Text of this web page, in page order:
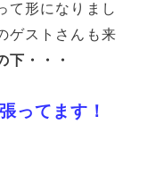
て形になりまし
ゲストさんも来
下・・・
ってます！